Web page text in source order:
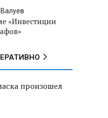
«Инвестиции
произошел